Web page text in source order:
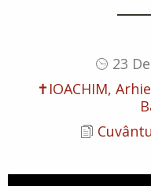
23
✝IOACHIM,